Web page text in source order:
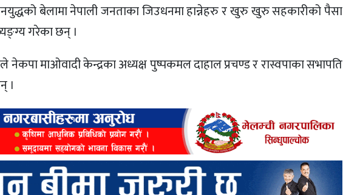
बेलामा नेपाली जनताका जिउधनमा हान्नेहरु र खुरु खुरु सहकारीको पैसा
गरेका छन् ।
नेकपा माओवादी केन्द्रका अध्यक्ष पुष्पकमल दाहाल प्रचण्ड र रास्वपाका सभापति
।